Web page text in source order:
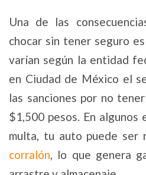
Una de las
chocar sin tener seguro
varían según la entidad
en Ciudad de México el
las sanciones por no
$1,500 pesos. En algunos
multa, tu auto puede ser
corralón, lo que genera